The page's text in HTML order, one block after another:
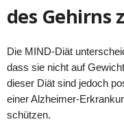
des Gehirns
Die MIND-Diät
dass sie nicht auf
dieser Diät sind jedoch
einer Alzheimer-
schützen.